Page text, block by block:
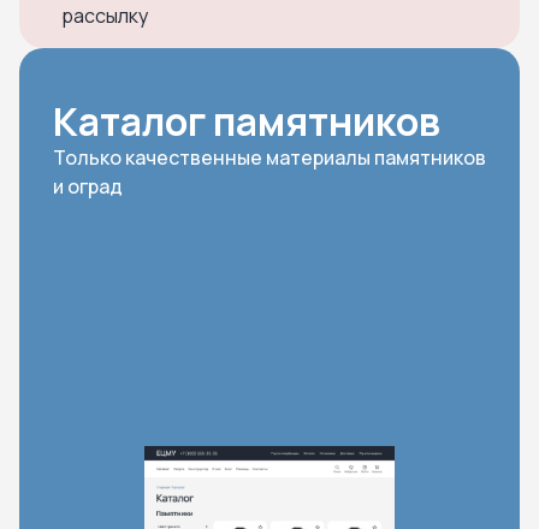
рассылку
Каталог памятников
Только качественные материалы памятников
и оград